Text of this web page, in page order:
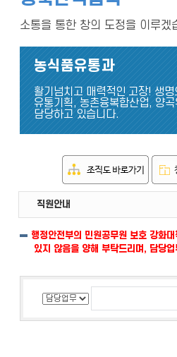
소통을 통한 창의 도정을 이루겠
농식품유통과
활기넘치고 매력적인 고장! 생
유통기획, 농촌융복합산업, 양
담당하고 있습니다.
직원안내
부서안내
자료실
행정안전부의 민원공무원 보호 강화
있지 않음을 양해 부탁드리며, 담당